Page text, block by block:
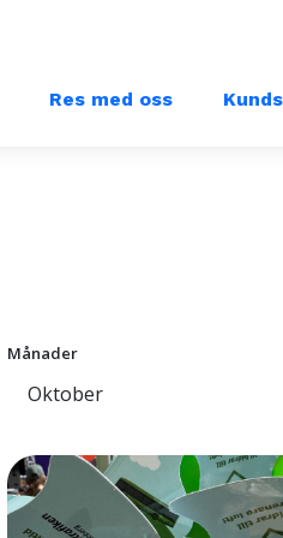
Res med oss
Månader
Oktober